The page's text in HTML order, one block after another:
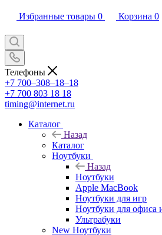
Избранные товары 0 Корзина 0
Телефоны
+7 700‒308‒18‒18
+7 700 803 18 18
timing@internet.ru
Каталог
Назад
Каталог
Ноутбуки
Назад
Ноутбуки
Apple MacBook
Ноутбуки для игр
Ноутбуки для офиса
Ультрабуки
New Ноутбуки